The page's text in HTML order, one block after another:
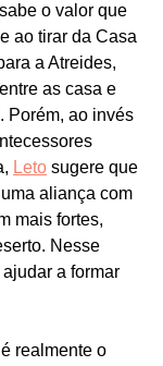
o valor que
ao tirar da Casa
a Atreides,
as casa e
Porém, ao invés
Leto sugere que
aliança com
mais fortes,
Nesse
a formar
realmente o